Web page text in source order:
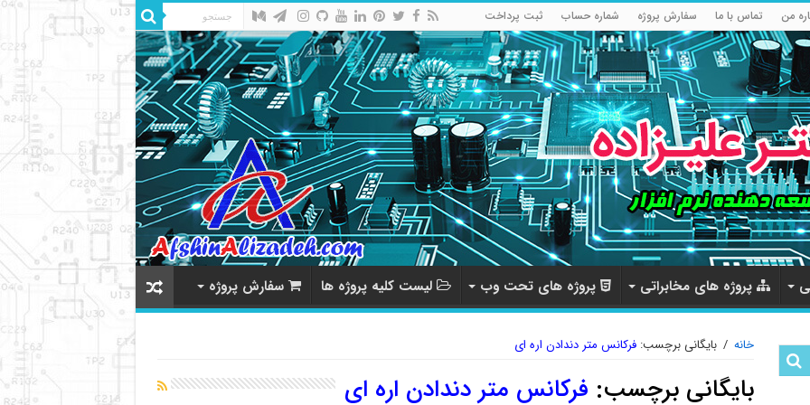
من تماس با ما سفارش پروژه شماره حساب ثبت پرداخت
پروژه های مخابراتی پروژه های تحت وب لیست کلیه پروژه ها سفارش پروژه
خانه / بایگانی برچسب:فرکانس متر دندادن اره ای
بایگانی برچسب: فرکانس متر دندادن اره ای